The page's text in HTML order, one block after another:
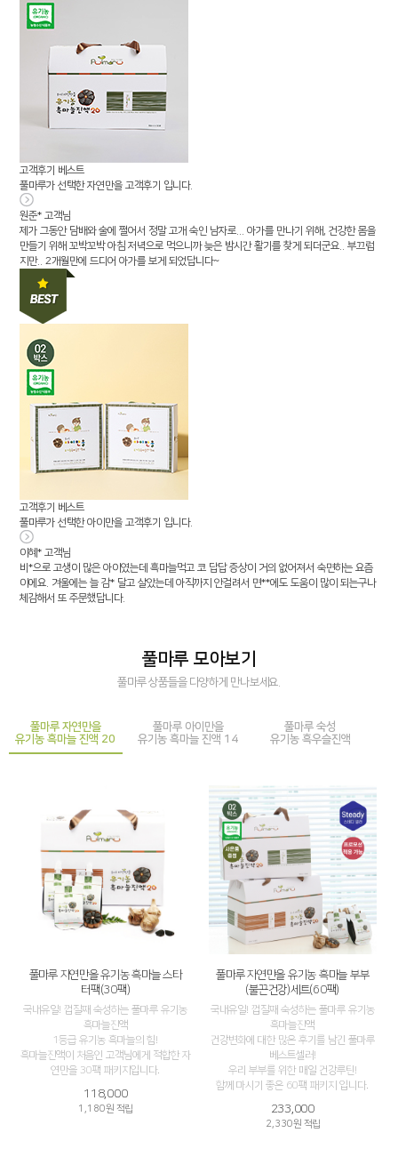
고객후기 베스트
풀마루가 선택한 자연만을 고객후기 입니다.
원준* 고객님
제가 그동안 담배와 술에 쩔어서 정말 고개 숙인 남자로... 아가를 만나기 위해, 건강한 몸을
만들기 위해 꼬박꼬박 아침 저녁으로 먹으니까 늦은 밤시간 활기를 찾게 되더군요.. 부끄럽
지만.. 2개월만에 드디어 아가를 보게 되었답니다~
고객후기 베스트
풀마루가 선택한 아이만을 고객후기 입니다.
이혜* 고객님
비*으로 고생이 많은 아이였는데 흑마늘먹고 코 답답 증상이 거의 없어져서 숙면하는 요즘
이에요. 겨울에는 늘 감* 달고 살았는데 아직까지 안걸려서 면**에도 도움이 많이 되는구나
체감해서 또 주문했답니다.
풀마루 모아보기
풀마루 상품들을 다양하게 만나보세요.
풀마루 자연만을
유기농 흑마늘 진액 20
풀마루 아이만을
유기농 흑마늘 진액 14
풀마루 숙성
유기농 흑우슬진액
풀마루 자연만을 유기농 흑마늘 스타
터팩(30팩)
국내유일! 껍질째 숙성하는 풀마루 유기농
흑마늘진액
1등급 유기농 흑마늘의 힘!
흑마늘진액이 처음인 고객님에게 적합한 자
연만을 30팩 패키지입니다.
118,000
1,180원 적립
풀마루 자연만을 유기농 흑마늘 부부
(불끈건강)세트(60팩)
국내유일! 껍질째 숙성하는 풀마루 유기농
흑마늘진액
건강변화에 대한 많은 후기를 남긴 풀마루
베스트셀러!
우리 부부를 위한 매일 건강루틴!
함께 마시기 좋은 60팩 패키지 입니다.
233,000
2,330원 적립